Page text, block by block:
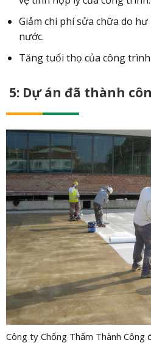
Giảm chi phí sửa chữa do
nước.
Tăng tuổi thọ của công
5: Dự án đã thành
Công ty Chống Thấm Thành Công